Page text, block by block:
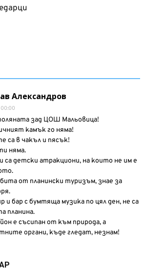
Александров
зад ЦОШ Мальовица!
камък го няма!
са в чакъл и пясък!
няма.
са детски атракциони, на които не им е
от планински туризъм, знае за
и бар с бумтяща музика по цял ден, не са
планина.
е съсипан от към природа, а
органи, къде гледат, незнам!